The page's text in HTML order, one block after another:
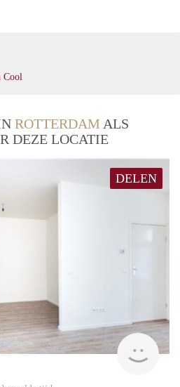
Cool
ROTTERDAM ALS
DEZE LOCATIE
DELEN